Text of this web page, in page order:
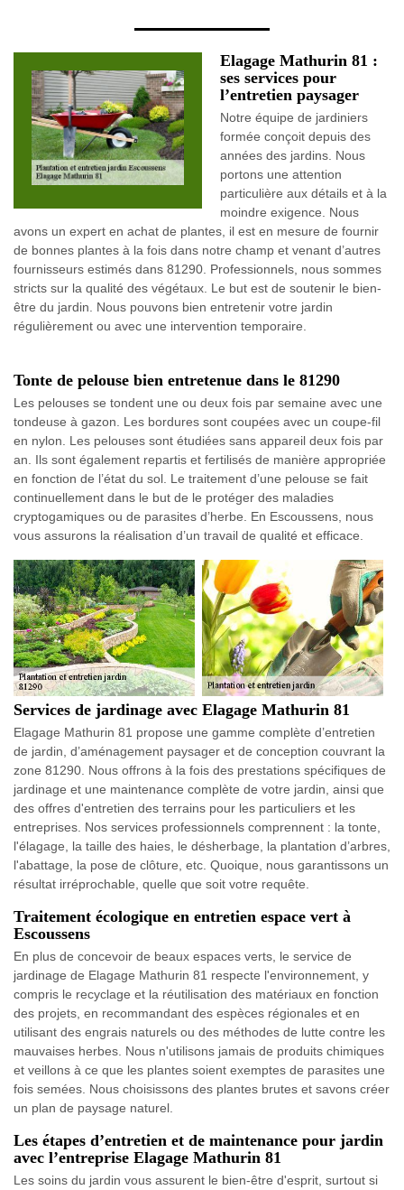
Elagage Mathurin 81 :
ses services pour
l’entretien paysager
Notre équipe de jardiniers
formée conçoit depuis des
années des jardins. Nous
portons une attention
particulière aux détails et à la
moindre exigence. Nous
avons un expert en achat de plantes, il est en mesure de fournir
de bonnes plantes à la fois dans notre champ et venant d’autres
fournisseurs estimés dans 81290. Professionnels, nous sommes
stricts sur la qualité des végétaux. Le but est de soutenir le bien-
être du jardin. Nous pouvons bien entretenir votre jardin
régulièrement ou avec une intervention temporaire.
Tonte de pelouse bien entretenue dans le 81290
Les pelouses se tondent une ou deux fois par semaine avec une
tondeuse à gazon. Les bordures sont coupées avec un coupe-fil
en nylon. Les pelouses sont étudiées sans appareil deux fois par
an. Ils sont également repartis et fertilisés de manière appropriée
en fonction de l’état du sol. Le traitement d’une pelouse se fait
continuellement dans le but de le protéger des maladies
cryptogamiques ou de parasites d’herbe. En Escoussens, nous
vous assurons la réalisation d’un travail de qualité et efficace.
Services de jardinage avec Elagage Mathurin 81
Elagage Mathurin 81 propose une gamme complète d’entretien
de jardin, d’aménagement paysager et de conception couvrant la
zone 81290. Nous offrons à la fois des prestations spécifiques de
jardinage et une maintenance complète de votre jardin, ainsi que
des offres d'entretien des terrains pour les particuliers et les
entreprises. Nos services professionnels comprennent : la tonte,
l'élagage, la taille des haies, le désherbage, la plantation d’arbres,
l'abattage, la pose de clôture, etc. Quoique, nous garantissons un
résultat irréprochable, quelle que soit votre requête.
Traitement écologique en entretien espace vert à
Escoussens
En plus de concevoir de beaux espaces verts, le service de
jardinage de Elagage Mathurin 81 respecte l'environnement, y
compris le recyclage et la réutilisation des matériaux en fonction
des projets, en recommandant des espèces régionales et en
utilisant des engrais naturels ou des méthodes de lutte contre les
mauvaises herbes. Nous n'utilisons jamais de produits chimiques
et veillons à ce que les plantes soient exemptes de parasites une
fois semées. Nous choisissons des plantes brutes et savons créer
un plan de paysage naturel.
Les étapes d’entretien et de maintenance pour jardin
avec l’entreprise Elagage Mathurin 81
Les soins du jardin vous assurent le bien-être d'esprit, surtout si